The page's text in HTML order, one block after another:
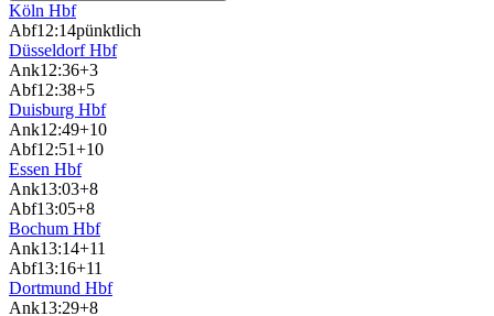
Köln Hbf
Abf12:14pünktlich
Düsseldorf Hbf
Ank12:36+3
Abf12:38+5
Duisburg Hbf
Ank12:49+10
Abf12:51+10
Essen Hbf
Ank13:03+8
Abf13:05+8
Bochum Hbf
Ank13:14+11
Abf13:16+11
Dortmund Hbf
Ank13:29+8